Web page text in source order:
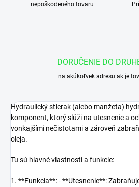
nepoškodeného tovaru
DORUČENIE DO
na akúkoľvek adresu ak je
Hydraulický stierak (alebo manžeta)
komponent, ktorý slúži na utesnenie a
vonkajšími nečistotami a zároveň
oleja.
Tu sú hlavné vlastnosti a funkcie:
1. **Funkcia**: - **Utesnenie**: